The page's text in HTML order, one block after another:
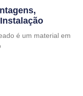
é um material em